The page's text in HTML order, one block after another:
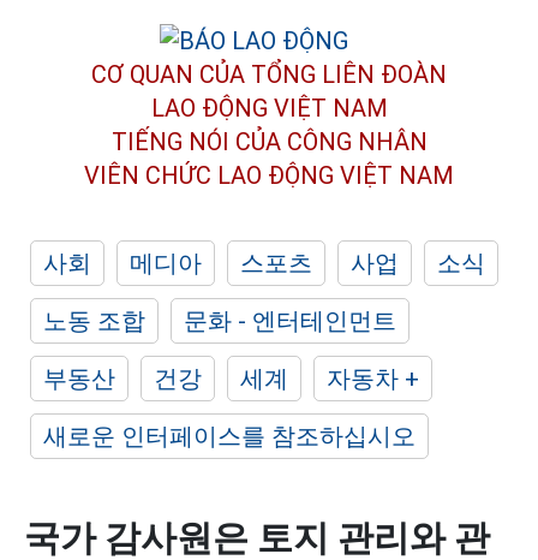
CƠ QUAN CỦA TỔNG LIÊN ĐOÀN
LAO ĐỘNG VIỆT NAM
TIẾNG NÓI CỦA CÔNG NHÂN
VIÊN CHỨC LAO ĐỘNG VIỆT NAM
사회 메디아 스포츠 사업
소식
노동 조합
문화 - 엔터테인먼트
부동산
건강 세계
자동차 +
새로운 인터페이스를 참조하십시오
국가 감사원은 토지 관리와 관